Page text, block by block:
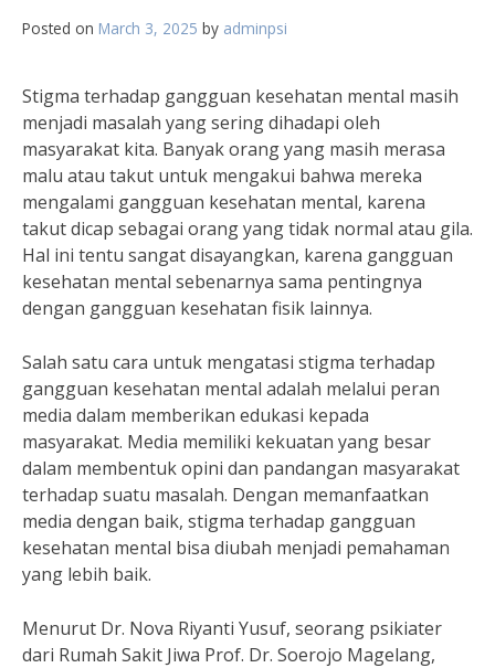
Posted on March 3, 2025 by adminpsi
Stigma terhadap gangguan kesehatan mental masih
menjadi masalah yang sering dihadapi oleh
masyarakat kita. Banyak orang yang masih merasa
malu atau takut untuk mengakui bahwa mereka
mengalami gangguan kesehatan mental, karena
takut dicap sebagai orang yang tidak normal atau gila.
Hal ini tentu sangat disayangkan, karena gangguan
kesehatan mental sebenarnya sama pentingnya
dengan gangguan kesehatan fisik lainnya.
Salah satu cara untuk mengatasi stigma terhadap
gangguan kesehatan mental adalah melalui peran
media dalam memberikan edukasi kepada
masyarakat. Media memiliki kekuatan yang besar
dalam membentuk opini dan pandangan masyarakat
terhadap suatu masalah. Dengan memanfaatkan
media dengan baik, stigma terhadap gangguan
kesehatan mental bisa diubah menjadi pemahaman
yang lebih baik.
Menurut Dr. Nova Riyanti Yusuf, seorang psikiater
dari Rumah Sakit Jiwa Prof. Dr. Soerojo Magelang,